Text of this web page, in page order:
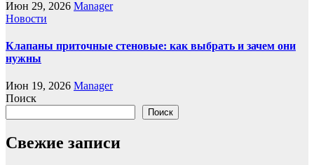
Июн 29, 2026 Manager
Новости
Клапаны приточные стеновые: как выбрать и зачем они
нужны
Июн 19, 2026 Manager
Поиск
Поиск
Свежие записи